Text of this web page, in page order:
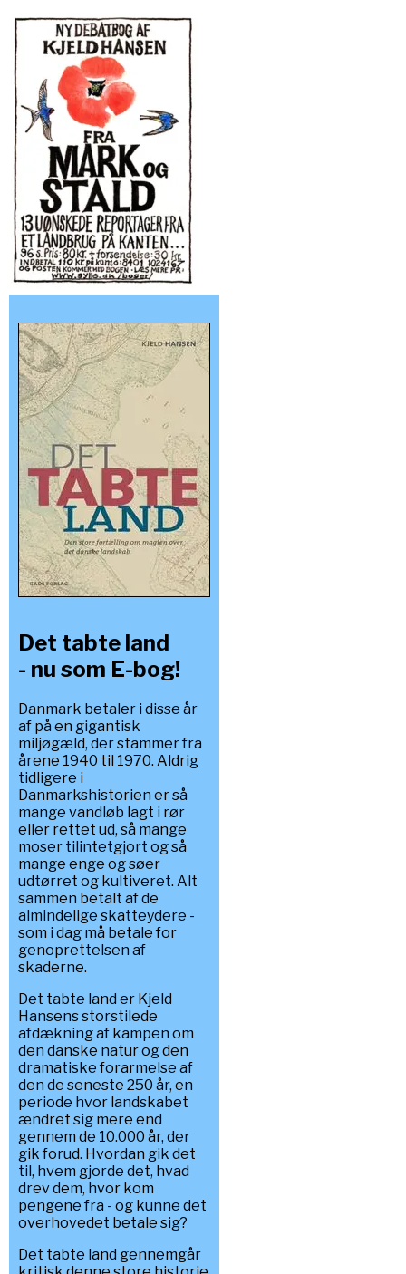
Det tabte land
- nu som E-bog!
Danmark betaler i disse år
af på en gigantisk
miljøgæld, der stammer fra
årene 1940 til 1970. Aldrig
tidligere i
Danmarkshistorien er så
mange vandløb lagt i rør
eller rettet ud, så mange
moser tilintetgjort og så
mange enge og søer
udtørret og kultiveret. Alt
sammen betalt af de
almindelige skatteydere -
som i dag må betale for
genoprettelsen af
skaderne.
Det tabte land er Kjeld
Hansens storstilede
afdækning af kampen om
den danske natur og den
dramatiske forarmelse af
den de seneste 250 år, en
periode hvor landskabet
ændret sig mere end
gennem de 10.000 år, der
gik forud. Hvordan gik det
til, hvem gjorde det, hvad
drev dem, hvor kom
pengene fra - og kunne det
overhovedet betale sig?
Det tabte land gennemgår